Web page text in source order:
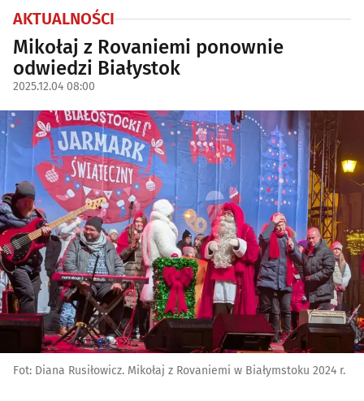
AKTUALNOŚCI
Mikołaj z Rovaniemi ponownie
odwiedzi Białystok
2025.12.04 08:00
Fot: Diana Rusiłowicz. Mikołaj z Rovaniemi w Białymstoku 2024 r.